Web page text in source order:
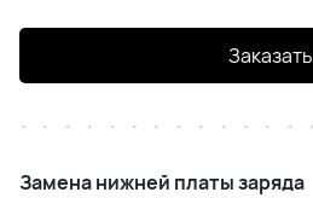
Samsung S25 Plus (S936)
Заказать
Замена нижней платы заряда